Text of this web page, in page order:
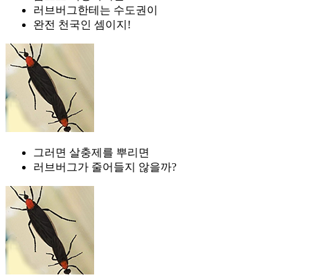
러브버그한테는 수도권이
완전 천국인 셈이지!
그러면 살충제를 뿌리면
러브버그가 줄어들지 않을까?